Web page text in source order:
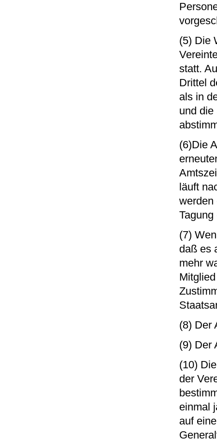
(5) Die
statt.
Drittel
als in
und die
(6)Die
läuft
werden
(7)
daß es
mehr
(8) Der
(9) Der
(10)
der
einmal
auf